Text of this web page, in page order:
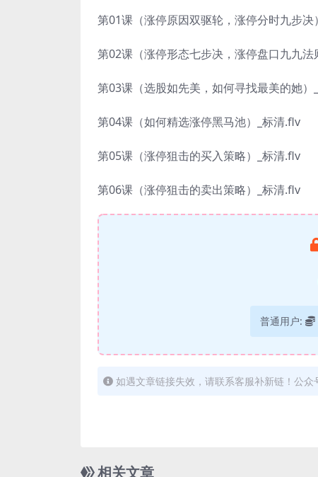
第01课（涨停原因双驱轮，涨停分时九步决
第02课（涨停形态七步决，涨停盘口九九法
第03课（选股如先美，如何寻找最美的她）
第04课（如何精选涨停黑马池）_标清.flv
第05课（涨停狙击的买入策略）_标清.flv
第06课（涨停狙击的卖出策略）_标清.flv
普通用户:
如遇文章链接失效，请联系客服补新链！公众
相关文章